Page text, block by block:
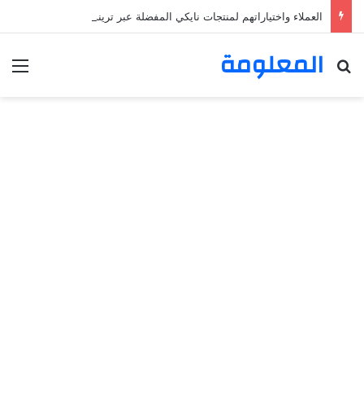
المعلومة
بحث عن